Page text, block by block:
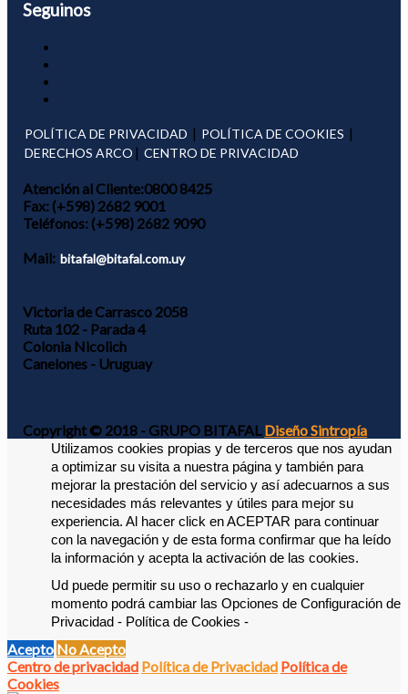
Seguinos
POLÍTICA DE PRIVACIDAD | POLÍTICA DE COOKIES |
DERECHOS ARCO | CENTRO DE PRIVACIDAD
Atención al Cliente:0800 8425
Fax:(+598) 2682 9001
Teléfonos:(+598) 2682 9090
Mail: bitafal@bitafal.com.uy
Victoria de Carrasco 2058
Ruta 102 - Parada 4
Colonia Nicolich
Canelones - Uruguay
Copyright © 2018 - GRUPO BITAFAL Diseño Sintropía
Utilizamos cookies propias y de terceros que nos ayudan
a optimizar su visita a nuestra página y también para
mejorar la prestación del servicio y así adecuarnos a sus
necesidades más relevantes y útiles para mejor su
experiencia. Al hacer click en ACEPTAR para continuar
con la navegación y de esta forma confirmar que ha leído
la información y acepta la activación de las cookies.
Ud puede permitir su uso o rechazarlo y en cualquier
momento podrá cambiar las Opciones de Configuración de
Privacidad - Política de Cookies -
Acepto No Acepto
Centro de privacidad Política de Privacidad Política de
Cookies